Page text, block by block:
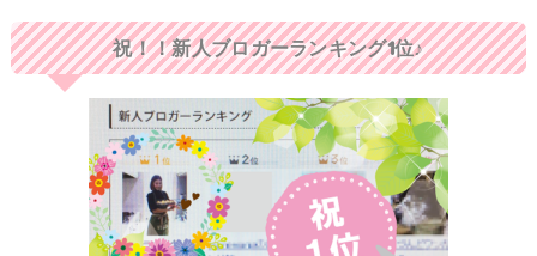
祝！！新人ブロガーランキング1位♪